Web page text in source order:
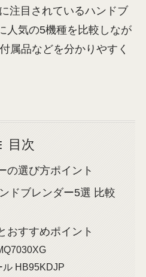
注目されているハンドブ
人気の5機種を比較しなが
属品などを分かりやすく
目次
の選び方ポイント
ドブレンダー5選 比較
おすすめポイント
ル HB95KDJP